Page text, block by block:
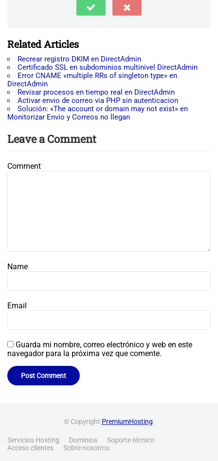
Related Articles
Recrear registro DKIM en DirectAdmin
Certificado SSL en subdominios multinivel DirectAdmin
Error CNAME «multiple RRs of singleton type» en
DirectAdmin
Revisar procesos en tiempo real en DirectAdmin
Activar envio de correo via PHP sin autenticacion
Solución: «The account or domain may not exist» en
Monitorizar Envio y Correos no llegan
Leave a Comment
Comment
Name
Email
Guarda mi nombre, correo electrónico y web en este
navegador para la próxima vez que comente.
© Copyright PremiumHosting.
Servicios Hosting Dominios
Soporte técnico
Acceso clientes
Sobre nosotros